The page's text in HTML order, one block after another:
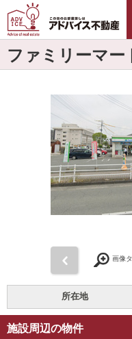
ファミリーマー
画像
所在地
施設周辺の物件